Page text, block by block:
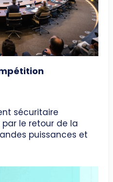
sécuritaire
le retour de la
puissances et